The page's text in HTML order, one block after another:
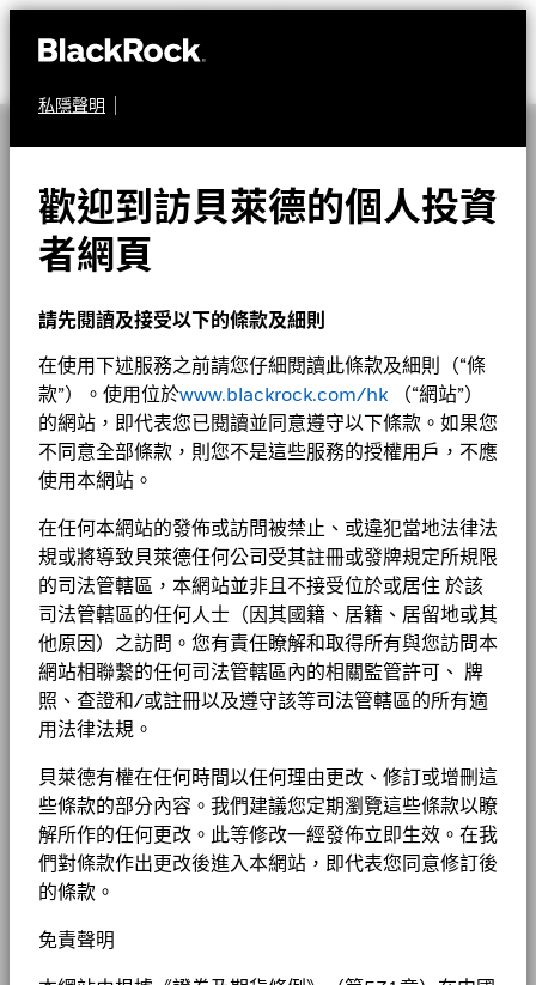
私隱聲明
歡迎到訪貝萊德的個人投資
者網頁
請先閱讀及接受以下的條款及細則
在使用下述服務之前請您仔細閱讀此條款及細則（“條
款”）。使用位於www.blackrock.com/hk （“網站”）
的網站，即代表您已閱讀並同意遵守以下條款。如果您
不同意全部條款，則您不是這些服務的授權用戶，不應
使用本網站。
在任何本網站的發佈或訪問被禁止、或違犯當地法律法
規或將導致貝萊德任何公司受其註冊或發牌規定所規限
的司法管轄區，本網站並非且不接受位於或居住 於該
司法管轄區的任何人士（因其國籍、居籍、居留地或其
他原因）之訪問。您有責任瞭解和取得所有與您訪問本
網站相聯繫的任何司法管轄區內的相關監管許可、 牌
照、查證和/或註冊以及遵守該等司法管轄區的所有適
用法律法規。
貝萊德有權在任何時間以任何理由更改、修訂或增刪這
些條款的部分內容。我們建議您定期瀏覽這些條款以瞭
解所作的任何更改。此等修改一經發佈立即生效。在我
們對條款作出更改後進入本網站，即代表您同意修訂後
的條款。
免責聲明